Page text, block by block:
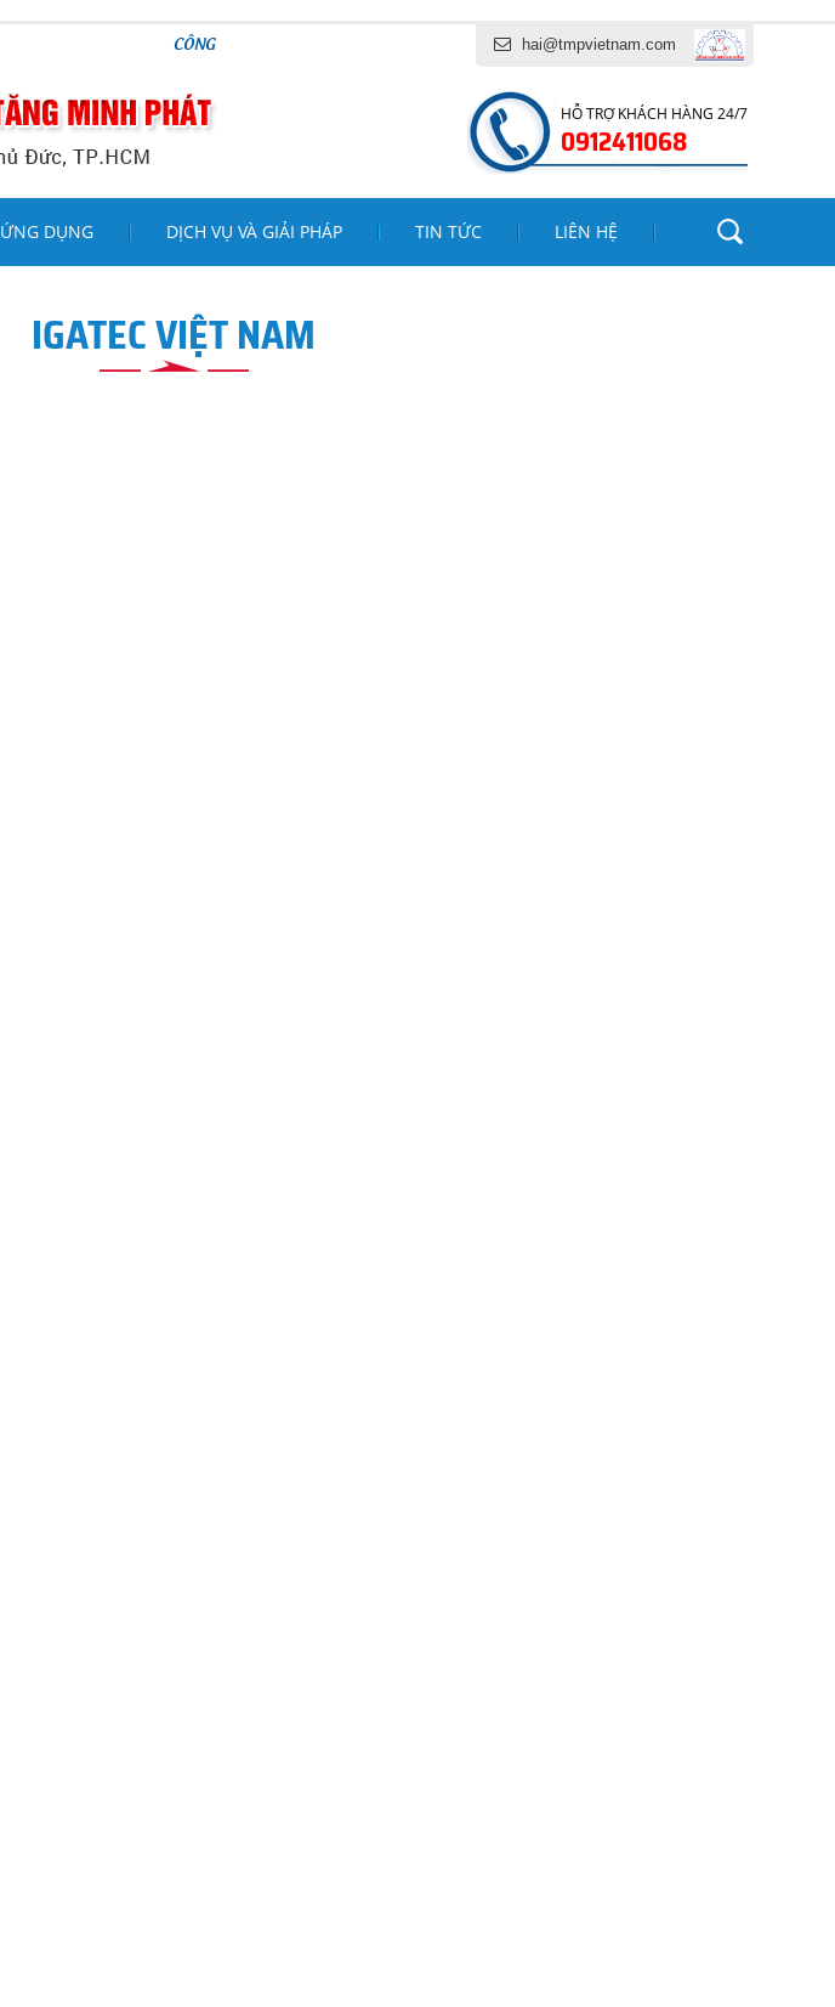
CÔNG TY TNHH THƯƠNG MẠI VÀ DỊCH VỤ TĂNG MINH PHÁT hai@tmpvietnam.com
HỖ TRỢ KHÁCH HÀNG 24/7
0912411068
ỨNG DỤNG DỊCH VỤ VÀ GIẢI PHÁP TIN TỨC LIÊN HỆ
IGATEC VIỆT NAM